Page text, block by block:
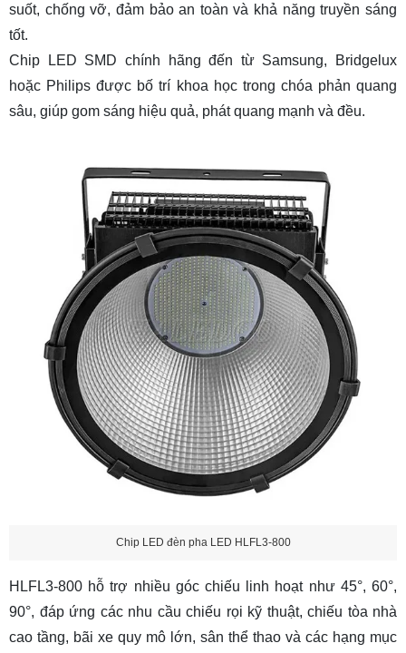
suốt, chống vỡ, đảm bảo an toàn và khả năng truyền sáng
tốt.
Chip LED SMD chính hãng đến từ Samsung, Bridgelux
hoặc Philips được bố trí khoa học trong chóa phản quang
sâu, giúp gom sáng hiệu quả, phát quang mạnh và đều.
Chip LED đèn pha LED HLFL3-800
HLFL3-800 hỗ trợ nhiều góc chiếu linh hoạt như 45°, 60°,
90°, đáp ứng các nhu cầu chiếu rọi kỹ thuật, chiếu tòa nhà
cao tầng, bãi xe quy mô lớn, sân thể thao và các hạng mục